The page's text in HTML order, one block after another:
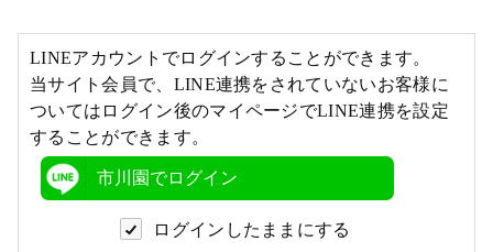
LINEアカウントでログインすることができます。
当サイト会員で、LINE連携をされていないお客様に
ついてはログイン後のマイページでLINE連携を設定
することができます。
市川園でログイン
ログインしたままにする